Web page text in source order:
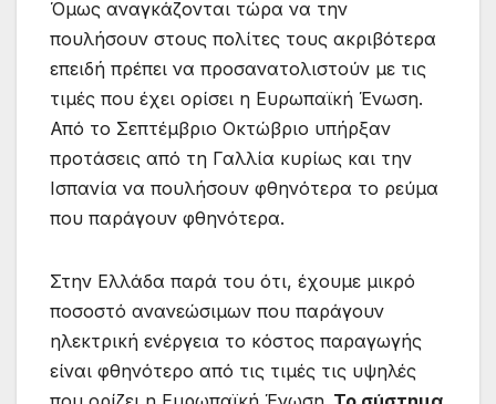
Όμως αναγκάζονται τώρα να την
πουλήσουν στους πολίτες τους ακριβότερα
επειδή πρέπει να προσανατολιστούν με τις
τιμές που έχει ορίσει η Ευρωπαϊκή Ένωση.
Από το Σεπτέμβριο Οκτώβριο υπήρξαν
προτάσεις από τη Γαλλία κυρίως και την
Ισπανία να πουλήσουν φθηνότερα το ρεύμα
που παράγουν φθηνότερα.
Στην Ελλάδα παρά του ότι, έχουμε μικρό
ποσοστό ανανεώσιμων που παράγουν
ηλεκτρική ενέργεια το κόστος παραγωγής
είναι φθηνότερο από τις τιμές τις υψηλές